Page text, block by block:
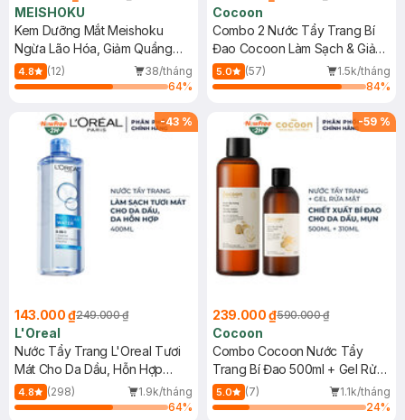
MEISHOKU
Kem Dưỡng Mắt Meishoku
Ngừa Lão Hóa, Giảm Quầng
Thâm 30g
4.8 (12)
38/tháng
64%
Cocoon
Combo 2 Nước Tẩy Trang Bí
Đao Cocoon Làm Sạch & Giảm
Dầu 500ml
5.0 (57)
1.5k/tháng
84%
-43 %
143.000 ₫249.000 ₫
L'Oreal
Nước Tẩy Trang L'Oreal Tươi
Mát Cho Da Dầu, Hỗn Hợp
400ml
4.8 (298)
1.9k/tháng
64%
-59 %
239.000 ₫590.000 ₫
Cocoon
Combo Cocoon Nước Tẩy
Trang Bí Đao 500ml + Gel Rửa
Mặt Bí Đao 310ml
5.0 (7)
1.1k/tháng
24%